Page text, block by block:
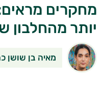
מחקרים מראים:
יותר מהחלבון
מאיה בן שושן